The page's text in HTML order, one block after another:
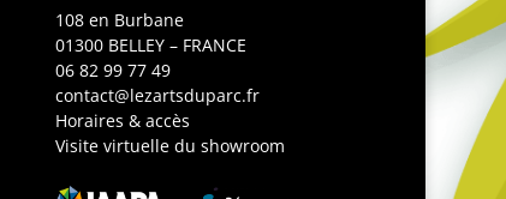
108 en Burbane
01300 BELLEY – FRANCE
06 82 99 77 49
contact@lezartsduparc.fr
Horaires & accès
Visite virtuelle du showroom